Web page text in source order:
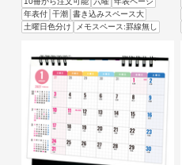
年表付 干潮 書き込みスペース大
土曜日色分け
メモスペース:罫線無し